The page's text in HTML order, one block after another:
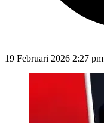
19 Februari 2026 2:27 pm